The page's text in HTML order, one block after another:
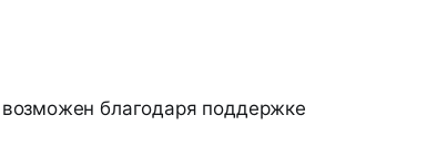
благодаря поддержке